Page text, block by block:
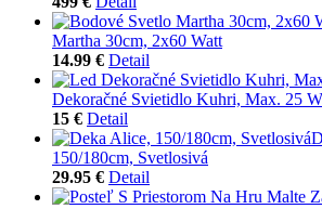
Martha 30cm, 2x60 Watt
14.99 € Detail
Dekoračné Svietidlo Kuhri, Max. 25
15 € Detail
150/180cm, Svetlosivá
29.95 € Detail